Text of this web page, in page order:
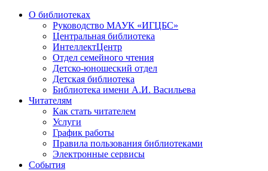
О библиотеках
Руководство МАУК «ИГЦБС»
Центральная библиотека
ИнтеллектЦентр
Отдел семейного чтения
Детско-юношеский отдел
Детская библиотека
Библиотека имени А.И. Васильева
Читателям
Как стать читателем
Услуги
График работы
Правила пользования библиотеками
Электронные сервисы
События